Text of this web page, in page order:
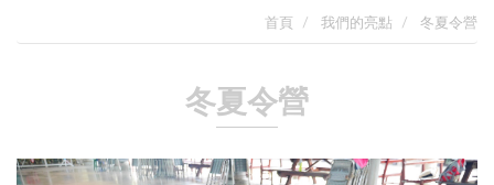
首頁 我們的亮點 冬夏令營
冬夏令營